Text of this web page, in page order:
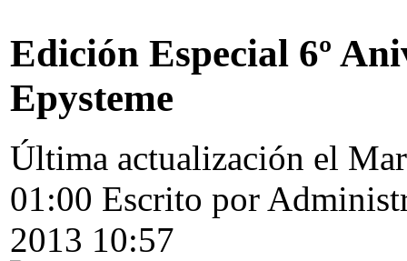
Edición Especial 6º
Epysteme
Última actualización el
01:00 Escrito por
2013 10:57